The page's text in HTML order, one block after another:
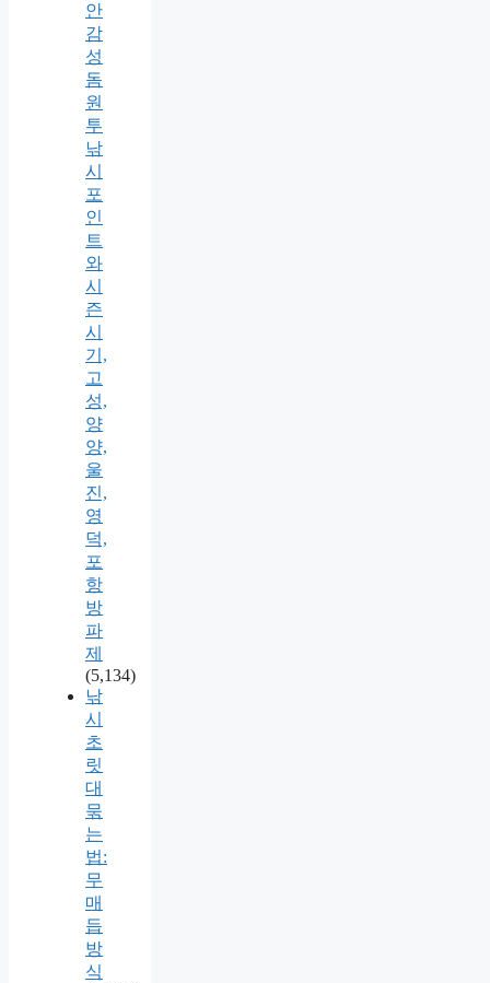
안
감
성
돔
원
투
낚
시
포
인
트
와
시
즌
시
기,
고
성,
양
양,
울
진,
영
덕,
포
항
방
파
제
(5,134)
낚
시
초
릿
대
묶
는
법:
무
매
듭
방
식